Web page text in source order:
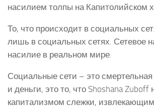
насилием толпы на Капитолийском
То, что происходит в социальных
лишь в социальных сетях. Сетевое
насилие в реальном мире.
Социальные сети – это смертельная
и деньги, это то, что Shoshana Zuboff
капитализмом слежки,